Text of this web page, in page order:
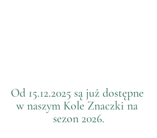
Od 15.12.2025 są już dostępne
w naszym Kole Znaczki na
sezon 2026.